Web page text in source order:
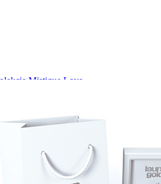
Mistique Love.